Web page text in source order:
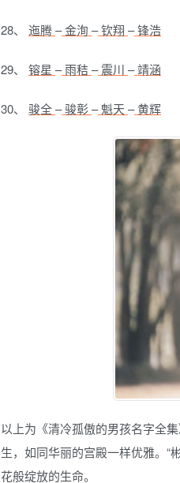
28、 迤腾–金洵 –钦翔 –锋浩
29、 镕星 –雨秸–震川 –靖涵
30、 骏全–骏彰–魁天 –黄辉
以上为《清冷孤傲的男孩名字全
生，如同华丽的宫殿一样优雅。“
花般绽放的生命。